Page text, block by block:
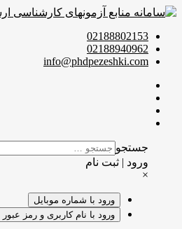
02188802153
02188940962
info@phdpezeshki.com
جستجو
ورود | ثبت نام
×
ورود با شماره موبایل
ورود با نام کاربری و رمز عبور